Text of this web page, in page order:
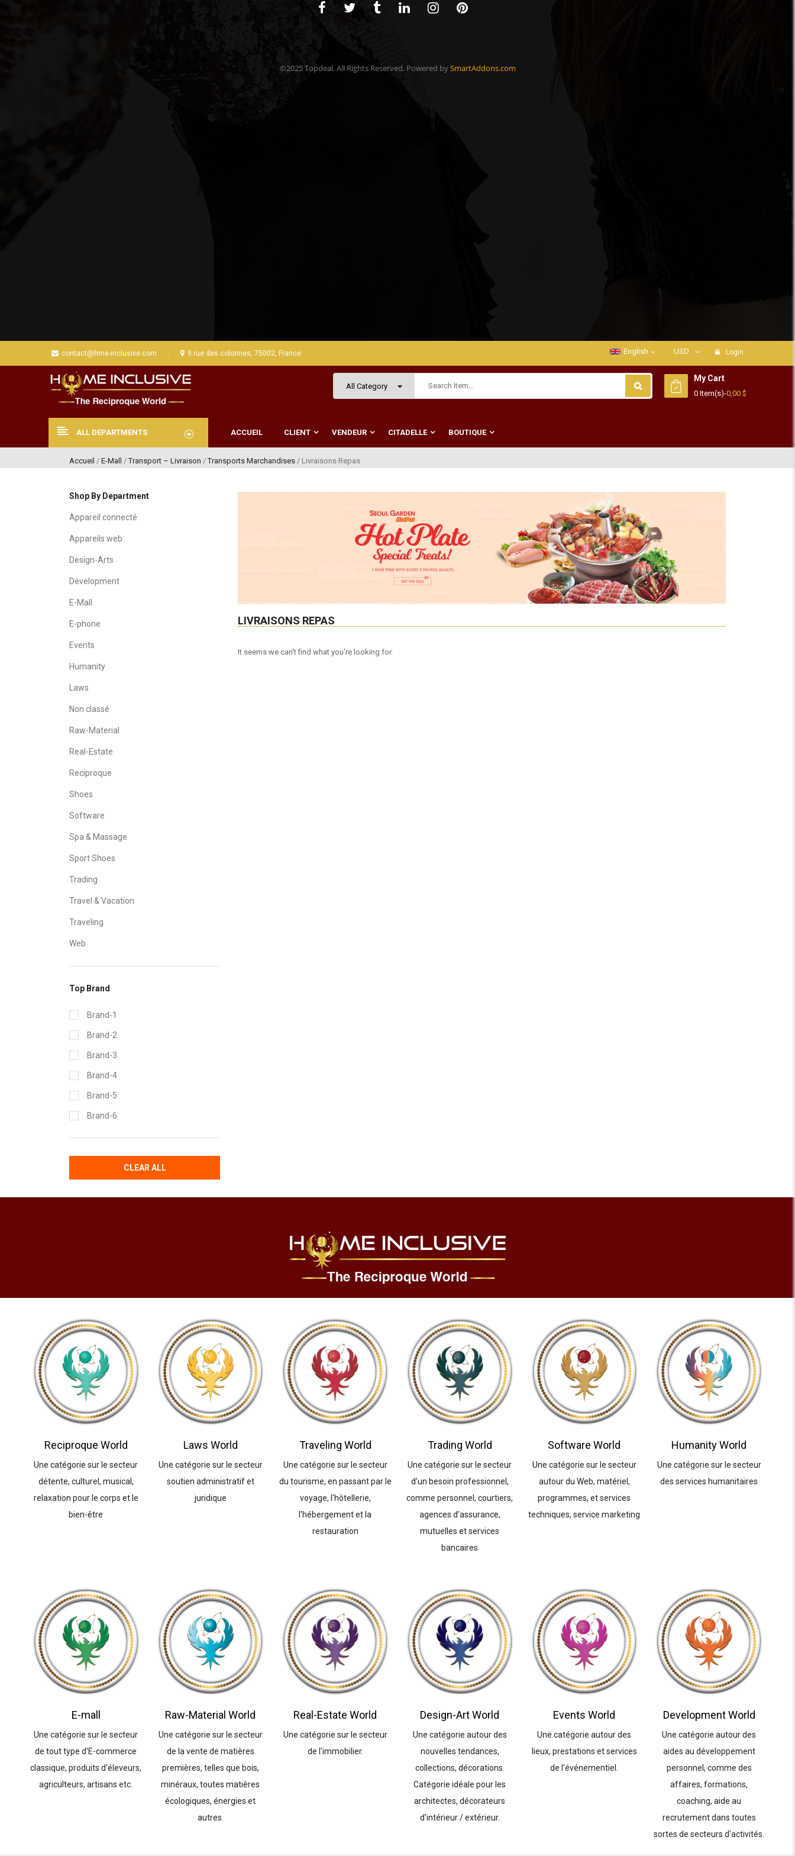
©2025 Topdeal. All Rights Reserved. Powered bySmartAddons.com
contact@hme-inclusive.com 9 rue des colonnes, 75002, France English USD Login
My Cart
0 Item(s)-0,00 $
ALL DEPARTMENTS ACCUEIL CLIENT VENDEUR CITADELLE BOUTIQUE
Accueil / E-Mall /Transport – Livraison /Transports Marchandises / Livraisons Repas
Shop By Department
Appareil connecté
Appareils web
Design-Arts
Development
E-Mall
E-phone
Events
Humanity
Laws
Non classé
Raw-Material
Real-Estate
Reciproque
Shoes
Software
Spa & Massage
Sport Shoes
Trading
Travel & Vacation
Traveling
Web
Top Brand
Brand-1
Brand-2
Brand-3
Brand-4
Brand-5
Brand-6
CLEAR ALL
LIVRAISONS REPAS
It seems we can't find what you're looking for.
Reciproque World
Une catégorie sur le secteur
détente, culturel, musical,
relaxation pour le corps et le
bien-être
Laws World
Une catégorie sur le secteur
soutien administratif et
juridique
Traveling World
Une catégorie sur le secteur
du tourisme, en passant par le
voyage, l'hôtellerie,
l'hébergement et la
restauration
Trading World
Une catégorie sur le secteur
d'un besoin professionnel,
comme personnel, courtiers,
agences d'assurance,
mutuelles et services
bancaires
Software World
Une catégorie sur le secteur
autour du Web, matériel,
programmes, et services
techniques, service marketing
Humanity World
Une catégorie sur le secteur
des services humanitaires
E-mall
Une catégorie sur le secteur
de tout type d'E-commerce
classique, produits d'éleveurs,
agriculteurs, artisans etc.
Raw-Material World
Une catégorie sur le secteur
de la vente de matières
premières, telles que bois,
minéraux, toutes matières
écologiques, énergies et
autres.
Real-Estate World
Une catégorie sur le secteur
de l'immobilier.
Design-Art World
Une catégorie autour des
nouvelles tendances,
collections, décorations.
Catégorie idéale pour les
architectes, décorateurs
d'intérieur / extérieur.
Events World
Une catégorie autour des
lieux, prestations et services
de l'événementiel.
Development World
Une catégorie autour des
aides au développement
personnel, comme des
affaires, formations,
coaching, aide au
recrutement dans toutes
sortes de secteurs d'activités.